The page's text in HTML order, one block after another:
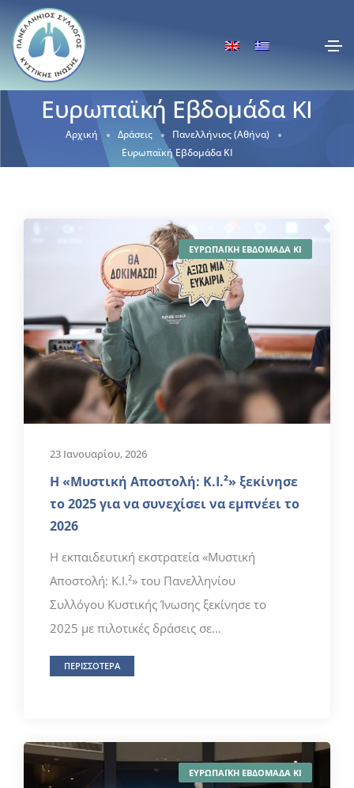
Ευρωπαϊκή Εβδομάδα ΚΙ
Αρχική Δράσεις
Πανελλήνιος (Αθήνα)
Ευρωπαϊκή Εβδομάδα ΚΙ
ΕΥΡΩΠΑΪΚΗ ΕΒΔΟΜΑΔΑ ΚΙ
23 Ιανουαρίου, 2026
Η «Μυστική Αποστολή: Κ.Ι.²» ξεκίνησε
το 2025 για να συνεχίσει να εμπνέει το
2026
Η εκπαιδευτική εκστρατεία «Μυστική
Αποστολή: Κ.Ι.²» του Πανελληνίου
Συλλόγου Κυστικής Ίνωσης ξεκίνησε το
2025 με πιλοτικές δράσεις σε...
ΠΕΡΙΣΣΟΤΕΡΑ
ΕΥΡΩΠΑΪΚΗ ΕΒΔΟΜΑΔΑ ΚΙ